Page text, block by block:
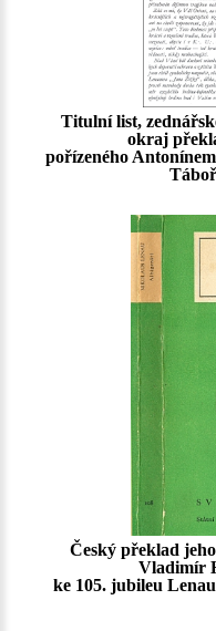
Titulní list,
okraj
pořízeného
Český překlad
Vladimír
ke 105. jubileu